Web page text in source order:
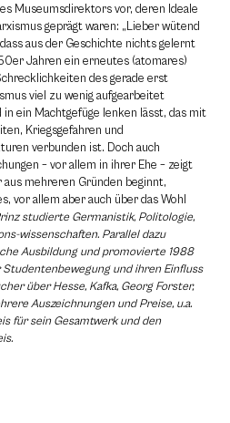
Museumsdirektors vor, deren Ideale
geprägt waren: „Lieber wütend
aus der Geschichte nichts gelernt
Jahren ein erneutes (atomares)
des gerade erst
viel zu wenig aufgearbeitet
ein Machtgefüge lenken lässt, das mit
Kriegsgefahren und
verbunden ist. Doch auch
– vor allem in ihrer Ehe – zeigt
mehreren Gründen beginnt,
vor allem aber auch über das Wohl
studierte Germanistik, Politologie,
wissenschaften. Parallel dazu
Ausbildung und promovierte 1988
und ihren Einfluss
über Hesse, Kafka, Georg Forster,
Auszeichnungen und Preise, u.a.
für sein Gesamtwerk und den